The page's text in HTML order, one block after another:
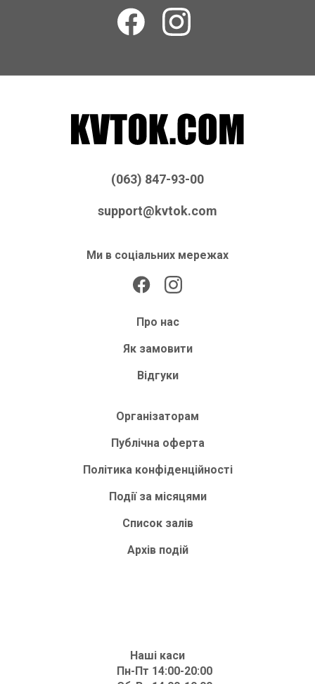
(063) 847-93-00
support@kvtok.com
Ми в соціальних мережах
Про нас
Як замовити
Відгуки
Організаторам
Публічна оферта
Політика конфіденційності
Події за місяцями
Список залів
Архів подій
Наші каси
Пн-Пт 14:00-20:00